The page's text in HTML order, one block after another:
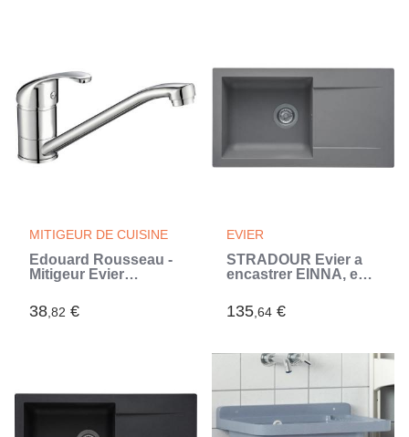
MITIGEUR DE CUISINE
Edouard Rousseau -
Mitigeur Evier
(Gris)
38,82 €
EVIER
STRADOUR Evier a
encastrer EINNA, en
16, 1 bac, dim. 78 *
43,5 cm, vidage
135,64 €